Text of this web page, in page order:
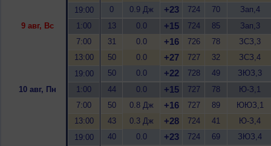
19:00
0 0.9 Дж +23 724 70
Зап,4
9 авг, Вс
1:00 13 0.0 +15 724 85
Зап,3
7:00
31 0.0 +16 726 78
ЗСЗ,3
13:00
50 0.0 +27 727 32
ЗСЗ,4
19:00
50 0.0 +22 728 49
ЗЮЗ,3
10 авг, Пн
1:00 44 0.0 +15 727 78
Ю-З,1
7:00
50 0.8 Дж +16 727 89
ЮЮЗ,1
13:00
43 0.3 Дж +28 724 41
Ю-З,4
19:00
40 0.0 +23 724 69
ЗЮЗ,4